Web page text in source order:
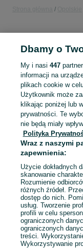
ursus lata
Mapa kategorii
Mapa miejscowości
Mapa ministron
Popularne wyszukiwania
Dbamy o
My i nasi 447
informacji na
plikach cookie w
Użytkownik może
klikając poniżej lub
prywatności. Te
nie będą miały
Polityka
Wraz z naszymi
zapewnienia:
Użycie dokładnych
skanowanie
Rozumienie
różnych źródeł.
dostęp do nich.
usług. Tworzenie
profili w celu
ograniczonych
ograniczonych
treści.
Wykorzystywanie